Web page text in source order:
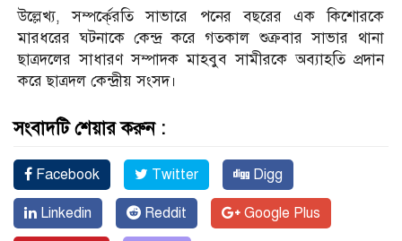
উল্লেখ্য, সম্পর্কে্রতি সাভারে পনের বছরের এক কিশোরকে
মারধরের ঘটনাকে কেন্দ্র করে গতকাল শুক্রবার সাভার থানা
ছাত্রদলের সাধারণ সম্পাদক মাহবুব সামীরকে অব্যাহতি প্রদান
করে ছাত্রদল কেন্দ্রীয় সংসদ।
সংবাদটি শেয়ার করুন :
Facebook Twitter Digg
Linkedin Reddit Google Plus